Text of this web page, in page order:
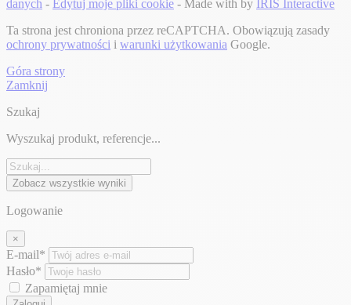
danych - Edytuj moje pliki cookie - Made with by IRIS Interactive
Ta strona jest chroniona przez reCAPTCHA. Obowiązują zasady
ochrony prywatności i warunki użytkowania Google.
Góra strony
Zamknij
Szukaj
Wyszukaj produkt, referencje...
Zobacz wszystkie wyniki
Logowanie
×
E-mail*
Hasło*
Zapamiętaj mnie